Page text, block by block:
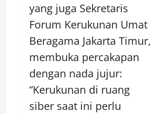
yang juga Sekretaris
Forum Kerukunan Umat
Beragama Jakarta Timur,
membuka percakapan
dengan nada jujur:
“Kerukunan di ruang
siber saat ini perlu